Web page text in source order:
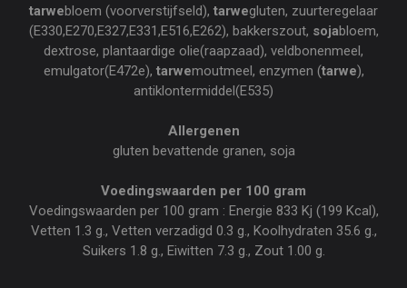
tarwebloem (voorverstijfseld), tarwegluten, zuurteregelaar
(E330,E270,E327,E331,E516,E262), bakkerszout, sojabloem,
dextrose, plantaardige olie(raapzaad), veldbonenmeel,
emulgator(E472e), tarwemoutmeel, enzymen (tarwe),
antiklontermiddel(E535)
Allergenen
gluten bevattende granen, soja
Voedingswaarden per 100 gram
Voedingswaarden per 100 gram : Energie 833 Kj (199 Kcal),
Vetten 1.3 g., Vetten verzadigd 0.3 g., Koolhydraten 35.6 g.,
Suikers 1.8 g., Eiwitten 7.3 g., Zout 1.00 g.